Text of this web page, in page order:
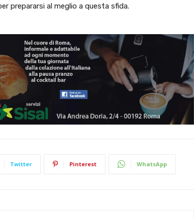
prepararsi al meglio a questa sfida.
Twitter Pinterest WhatsApp